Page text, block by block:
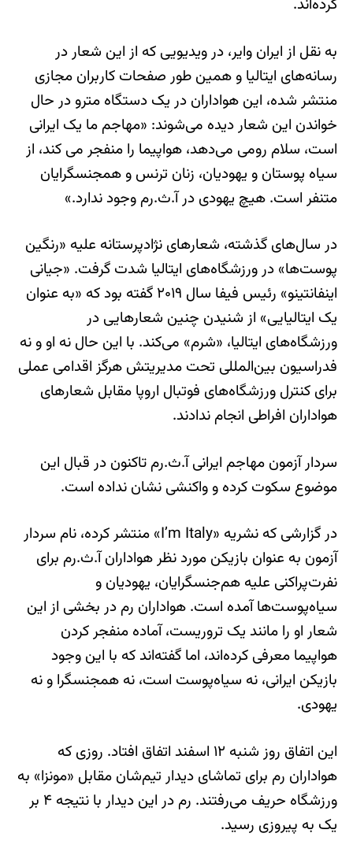
کرده‌اند.
به نقل از ایران وایر، در ویدیویی که از این شعار در
رسانه‌های ایتالیا و همین طور صفحات کاربران مجازی
منتشر شده، این هواداران در یک دستگاه مترو در حال
خواندن این شعار دیده می‌شوند: «مهاجم ما یک ایرانی
است، سلام رومی می‌دهد، هواپیما را منفجر می کند، از
سیاه پوستان و یهودیان، زنان ترنس و همجنسگرایان
متنفر است. هیچ یهودی در آ.ث.رم وجود ندارد.»
در سال‌های گذشته، شعارهای نژادپرستانه علیه «رنگین
پوست‌ها» در ورزشگاه‌های ایتالیا شدت گرفت. «جیانی
اینفانتینو» رئیس فیفا سال ۲۰۱۹ گفته بود که «به عنوان
یک ایتالیایی» از شنیدن چنین شعارهایی در
ورزشگاه‌های ایتالیا، «شرم» می‌کند. با این حال نه او و نه
فدراسیون بین‌المللی تحت مدیریتش هرگز اقدامی عملی
برای کنترل ورزشگاه‌های فوتبال اروپا مقابل شعارهای
هواداران افراطی انجام ندادند.
سردار آزمون مهاجم ایرانی آ.ث.رم تاکنون در قبال این
موضوع سکوت کرده و واکنشی نشان نداده است.
در گزارشی که نشریه «I’m Italy» منتشر کرده، نام سردار
آزمون به عنوان بازیکن مورد نظر هواداران آ.ث.رم برای
نفرت‌پراکنی علیه هم‌جنسگرایان، یهودیان و
سیاه‌پوست‌ها آمده است. هواداران رم در بخشی از این
شعار او را مانند یک تروریست، آماده منفجر کردن
هواپیما معرفی کرده‌اند، اما گفته‌اند که با این وجود
بازیکن ایرانی، نه سیاه‌پوست است، نه همجنسگرا و نه
یهودی.
این اتفاق روز شنبه ۱۲ اسفند اتفاق افتاد. روزی که
هواداران رم برای تماشای دیدار تیم‌شان مقابل «مونزا» به
ورزشگاه حریف می‌رفتند. رم در این دیدار با نتیجه ۴ بر
یک به پیروزی رسید.